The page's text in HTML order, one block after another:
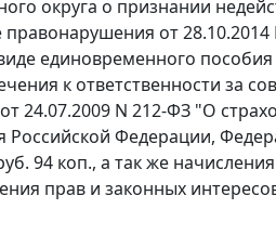
округа о признании
от 28.10.2014
единовременного
к ответственности за
24.07.2009 N 212-ФЗ "О
Федерации,
94 коп., а так же
прав и законных